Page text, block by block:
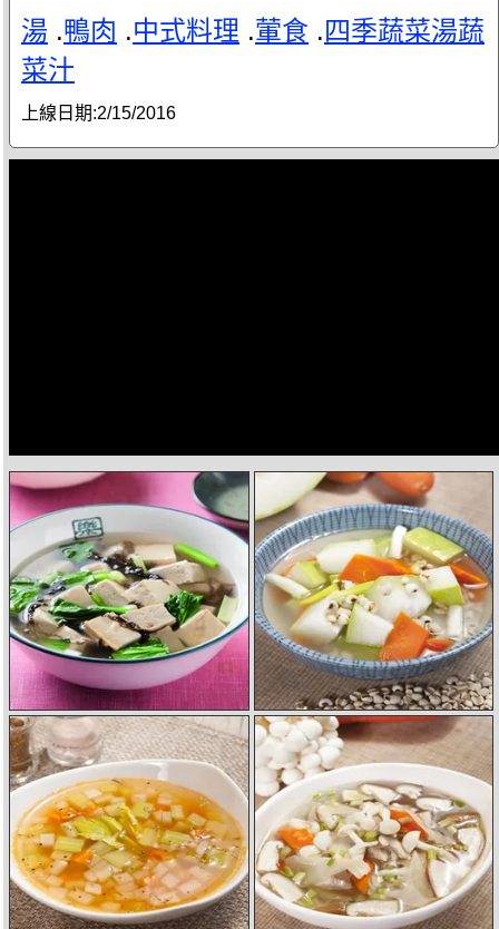
湯 .鴨肉 .中式料理 .葷食 .四季蔬菜湯蔬
菜汁
上線日期:2/15/2016